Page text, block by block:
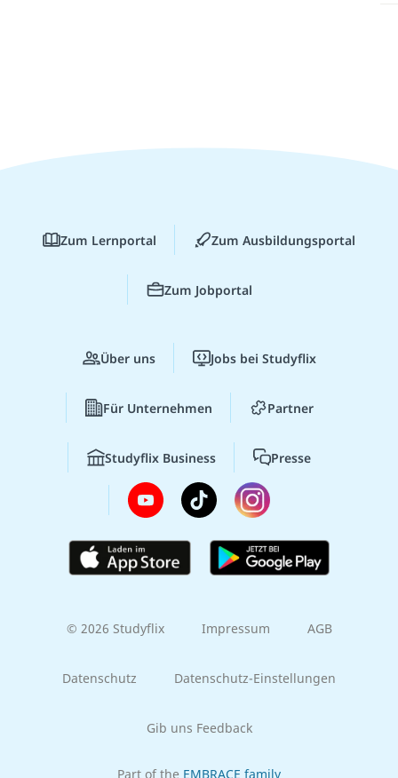
Zum Lernportal Zum Ausbildungsportal
Zum Jobportal
Über uns Jobs bei Studyflix
Für Unternehmen Partner
Studyflix Business Presse
© 2026 Studyflix Impressum AGB
Datenschutz Datenschutz-Einstellungen
Gib uns Feedback
Part of the EMBRACE family